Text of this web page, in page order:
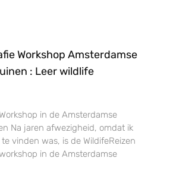
Workshop Amsterdamse
: Leer wildlife
in de Amsterdamse
Na jaren afwezigheid, omdat ik
vinden was, is de WildifeReizen
in de Amsterdamse